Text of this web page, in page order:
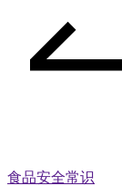
食品安全常识